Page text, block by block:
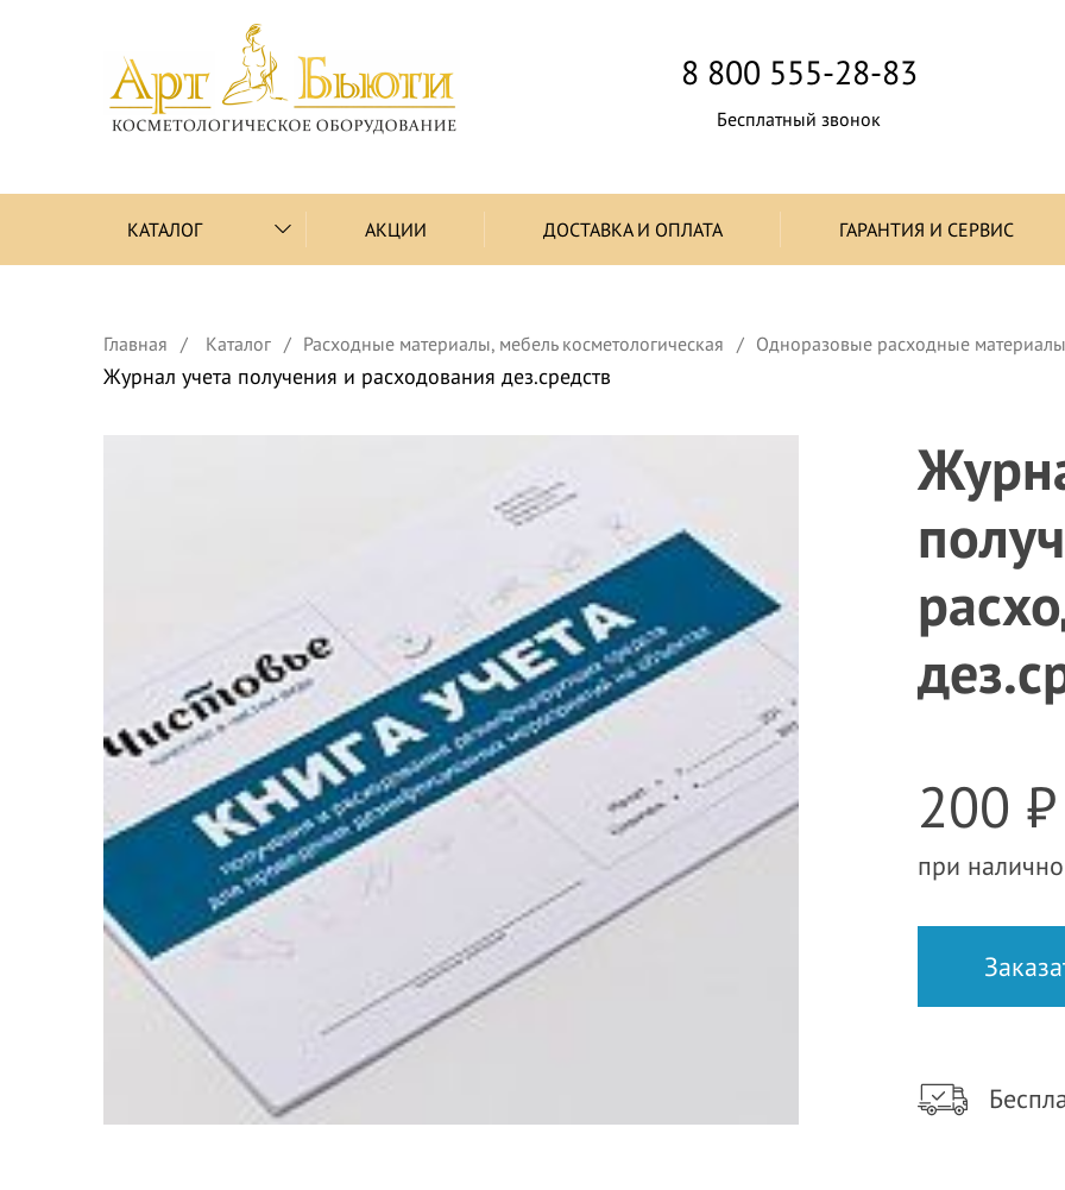
8 800 555-28-83
Бесплатный звонок
КАТАЛОГ АКЦИИ ДОСТАВКА И ОПЛАТА ГАРАНТИЯ И СЕРВИС
Главная Каталог Расходные материалы, мебель косметологическая Одноразовые расходные материалы
Журнал учета получения и расходования дез.средств
200 ₽
при